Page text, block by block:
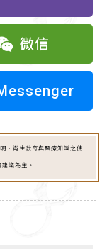
微信
、衛生教育與醫療知識之使
議為主。